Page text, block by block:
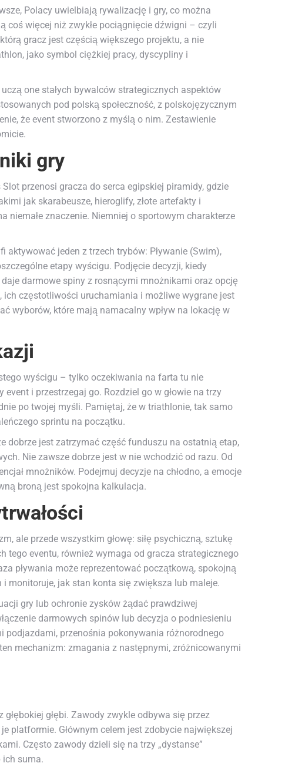
Polacy uwielbiają rywalizację i gry, co można
coś więcej niż zwykłe pociągnięcie dźwigni – czyli
gracz jest częścią większego projektu, a nie
jako symbol ciężkiej pracy, dyscypliny i
one stałych bywalców strategicznych aspektów
pod polską społeczność, z polskojęzycznym
że event stworzono z myślą o nim. Zestawienie
gry
przenosi gracza do serca egipskiej piramidy, gdzie
jak skarabeusze, hieroglify, złote artefakty i
znaczenie. Niemniej o sportowym charakterze
aktywować jeden z trzech trybów: Pływanie (Swim),
etapy wyścigu. Podjęcie decyzji, kiedy
darmowe spiny z rosnącymi mnożnikami oraz opcję
ich częstotliwości uruchamiania i możliwe wygrane jest
wyborów, które mają namacalny wpływ na lokację w
wyścigu – tylko oczekiwania na farta tu nie
i przestrzegaj go. Rozdziel go w głowie na trzy
po twojej myśli. Pamiętaj, że w triathlonie, tak samo
sprintu na początku.
dobrze jest zatrzymać część funduszu na ostatnią etap,
Nie zawsze dobrze jest w nie wchodzić od razu. Od
mnożników. Podejmuj decyzje na chłodno, a emocje
broną jest spokojna kalkulacja.
ale przede wszystkim głowę: siłę psychiczną, sztukę
eventu, również wymaga od gracza strategicznego
pływania może reprezentować początkową, spokojną
monitoruje, jak stan konta się zwiększa lub maleje.
gry lub ochronie zysków żądać prawdziwej
darmowych spinów lub decyzja o podniesieniu
podjazdami, przenośnia pokonywania różnorodnego
mechanizm: zmagania z następnymi, zróżnicowanymi
głębi. Zawody zwykle odbywa się przez
platformie. Głównym celem jest zdobycie największej
Często zawody dzieli się na trzy „dystanse”
ich suma.